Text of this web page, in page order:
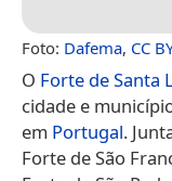
Foto: Dafema, CC
O Forte de Santa
cidade e
em Portugal.
Forte de São